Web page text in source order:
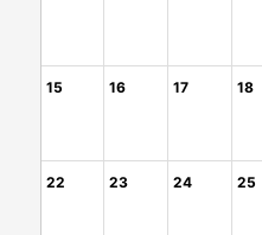
15 16 17 18
22 23 24 25